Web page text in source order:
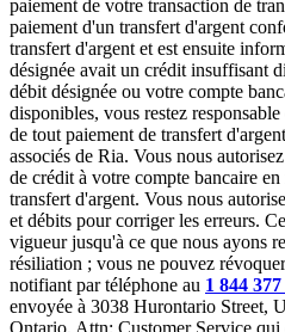
paiement de votre transaction de
paiement d'un transfert d'argent
transfert d'argent et est ensuite
désignée avait un crédit insuffisant
débit désignée ou votre compte
disponibles, vous restez
de tout paiement de transfert
associés de Ria. Vous nous
de crédit à votre compte bancaire
transfert d'argent. Vous nous
et débits pour corriger les erreurs.
vigueur jusqu'à ce que nous ayons
résiliation ; vous ne pouvez
notifiant par téléphone au 1 844
envoyée à 3038 Hurontario Street,